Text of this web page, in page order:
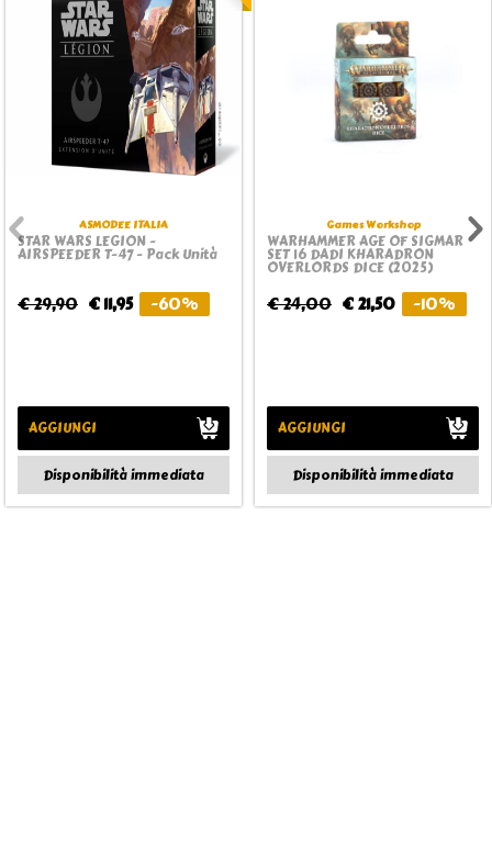
ASMODEE ITALIA
STAR WARS LEGION -
AIRSPEEDER T-47 - Pack Unità
€ 29,90 € 11,95 -60%
AGGIUNGI
Disponibilità immediata
Games Workshop
WARHAMMER AGE OF SIGMAR
SET 16 DADI KHARADRON
OVERLORDS DICE (2025)
€ 24,00 € 21,50 -10%
AGGIUNGI
Disponibilità immediata